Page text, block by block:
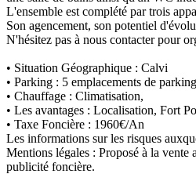
L'ensemble est complété par trois
Son agencement, son potentiel
N'hésitez pas à nous contacter pour
• Situation Géographique : Calvi
• Parking : 5 emplacements de
• Chauffage : Climatisation,
• Les avantages : Localisation, Fort
• Taxe Foncière : 1960€/An
Les informations sur les risques
Mentions légales : Proposé à la
publicité foncière.